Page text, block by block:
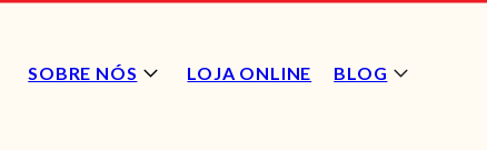
SOBRE NÓS LOJA ONLINE BLOG